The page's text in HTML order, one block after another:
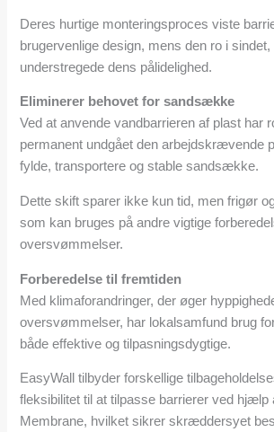
Deres hurtige monteringsproces viste
brugervenlige design, mens den ro i sindet,
understregede dens pålidelighed.
Eliminerer behovet for sandsække
Ved at anvende vandbarrieren af plast har
permanent undgået den arbejdskrævende
fylde, transportere og stable sandsække.
Dette skift sparer ikke kun tid, men frigør
som kan bruges på andre vigtige
oversvømmelser.
Forberedelse til fremtiden
Med klimaforandringer, der øger
oversvømmelser, har lokalsamfund brug
både effektive og tilpasningsdygtige.
EasyWall tilbyder forskellige
fleksibilitet til at tilpasse barrierer ved hjælp
Membrane, hvilket sikrer skræddersyet